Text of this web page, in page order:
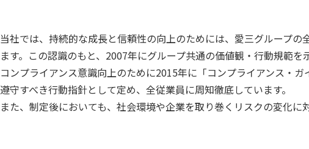
当社では、持続的な成長と信頼性の向上のためには、愛三グループ
ます。この認識のもと、2007年にグループ共通の価値観・行動規範
コンプライアンス意識向上のために2015年に「コンプライアンス・
遵守すべき行動指針として定め、全従業員に周知徹底しています。
また、制定後においても、社会環境や企業を取り巻くリスクの変化に